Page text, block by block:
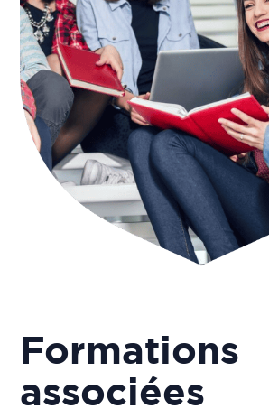
Formations
associées